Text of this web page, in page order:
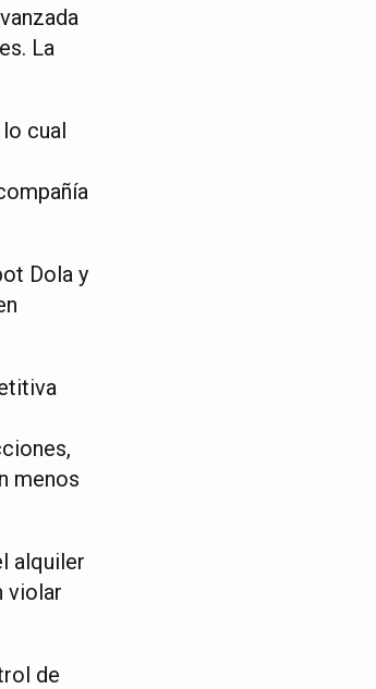
La
cual
Dola y
menos
alquiler
violar
de